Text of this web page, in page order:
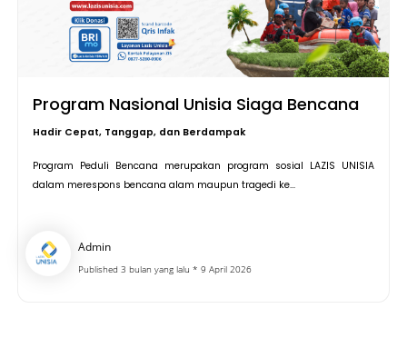
Program Nasional Unisia Siaga Bencana
Hadir Cepat, Tanggap, dan Berdampak
Program Peduli Bencana merupakan program sosial LAZIS UNISIA
dalam merespons bencana alam maupun tragedi ke...
Admin
Published 3 bulan yang lalu * 9 April 2026